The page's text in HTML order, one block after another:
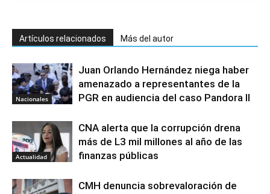
Artículos relacionados Más del autor
Nacionales
Juan Orlando Hernández niega haber
amenazado a representantes de la
PGR en audiencia del caso Pandora II
Actualidad
CNA alerta que la corrupción drena
más de L3 mil millones al año de las
finanzas públicas
CMH denuncia sobrevaloración de